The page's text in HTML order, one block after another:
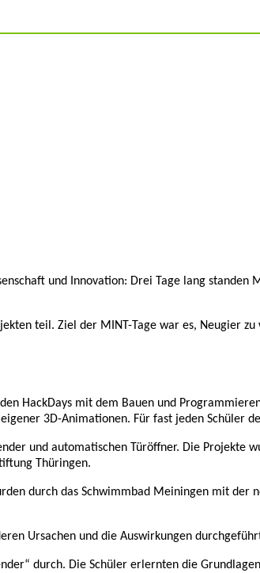
und Innovation: Drei Tage lang
teil. Ziel der MINT-Tage war es, Neugier
HackDays mit dem Bauen und
3D-Animationen. Für fast jeden Schüler
und automatischen Türöffner. Die
Thüringen.
durch das Schwimmbad Meiningen mit der
Ursachen und die Auswirkungen
durch. Die Schüler erlernten die